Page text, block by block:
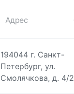
Адрес
194044 г. Санкт-
Петербург, ул.
Смолячкова, д. 4/2